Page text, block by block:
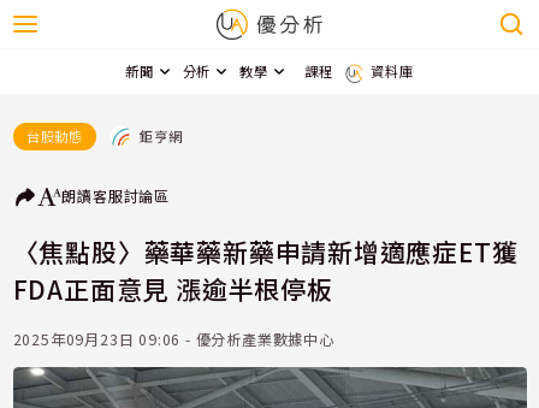
新聞 分析 教學 課程 資料庫
台股動態 鉅亨網
朗讀客服討論區
〈焦點股〉藥華藥新藥申請新增適應症ET獲
FDA正面意見 漲逾半根停板
2025年09月23日 09:06 - 優分析產業數據中心